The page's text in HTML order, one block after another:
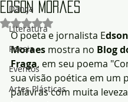
Dança
Literatura
Poesia
Eventos
Artes Plásticas
Edson Moraes
Avaliado com NaN de 5
O poeta e jornalista Edson
Moraes mostra no Blog
Fraga, em seu poema
sua visão poética em um
palavras com muita